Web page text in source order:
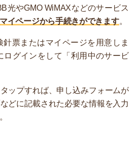
光やGMO WiMAXなどのサービス
マイページから手続きができます。
針票またはマイページを用意しま
ログインをして「利用中のサービ
ップすれば、申し込みフォームが
どに記載された必要な情報を入力